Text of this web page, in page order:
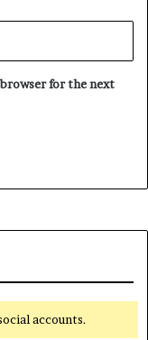
browser for the next
accounts.